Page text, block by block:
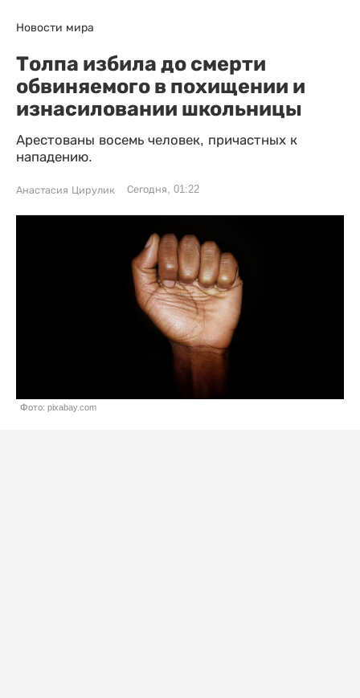
Новости мира
Толпа избила до смерти
обвиняемого в похищении и
изнасиловании школьницы
Арестованы восемь человек, причастных к
нападению.
Анастасия Цирулик Сегодня, 01:22
Фото: pixabay.com